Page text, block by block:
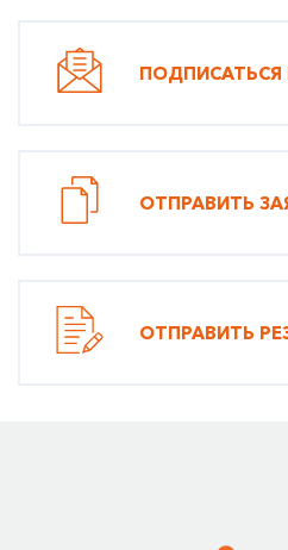
ПОДПИСАТЬСЯ
ОТПРАВИТЬ
ОТПРАВИТЬ